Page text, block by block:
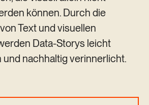
können. Durch die
Text und visuellen
Data-Storys leicht
nachhaltig verinnerlicht.